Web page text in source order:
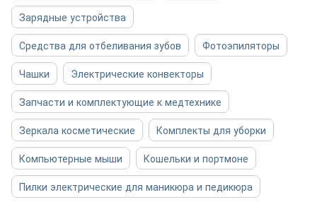
Зарядные устройства
Средства для отбеливания зубов
Фотоэпиляторы
Чашки
Электрические конвекторы
Запчасти и комплектующие к медтехнике
Зеркала косметические
Комплекты для уборки
Компьютерные мыши
Кошельки и портмоне
Пилки электрические для маникюра и педикюра